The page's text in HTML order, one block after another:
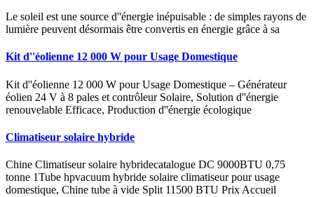
Le soleil est une source d''énergie inépuisable : de simples rayons de
lumière peuvent désormais être convertis en énergie grâce à sa
Kit d''éolienne 12 000 W pour Usage Domestique
Kit d''éolienne 12 000 W pour Usage Domestique – Générateur
éolien 24 V à 8 pales et contrôleur Solaire, Solution d''énergie
renouvelable Efficace, Production d''énergie écologique
Climatiseur solaire hybride
Chine Climatiseur solaire hybridecatalogue DC 9000BTU 0,75
tonne 1Tube hpvacuum hybride solaire climatiseur pour usage
domestique, Chine tube à vide Split 11500 BTU Prix Accueil